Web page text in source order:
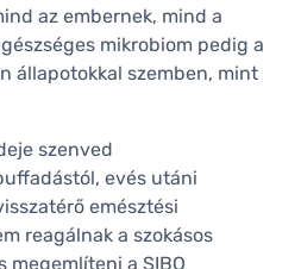
az embernek, mind a
mikrobiom pedig a
állapotokkal szemben, mint
szenved
evés utáni
emésztési
reagálnak a szokásos
megemlíteni a SIBO